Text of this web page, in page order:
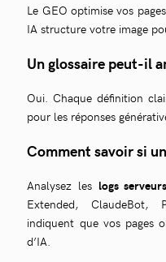
Le GEO optimise vos
IA structure votre image
Un glossaire peut-il
Oui. Chaque définition
pour les réponses
Comment savoir si
Analysez les logs serveurs
Extended, ClaudeBot,
indiquent que vos pages
d’IA.